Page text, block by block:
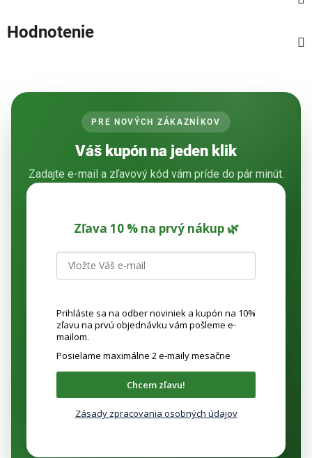
Hodnotenie
PRE NOVÝCH ZÁKAZNÍKOV
Váš kupón na jeden klik
Zadajte e-mail a zľavový kód vám príde do pár minút.
Zľava 10 % na prvý nákup 🌿
Prihláste sa na odber noviniek a kupón na 10%
zľavu na prvú objednávku vám pošleme e-
mailom.
Posielame maximálne 2 e-maily mesačne
Chcem zľavu!
Zásady zpracovania osobných údajov